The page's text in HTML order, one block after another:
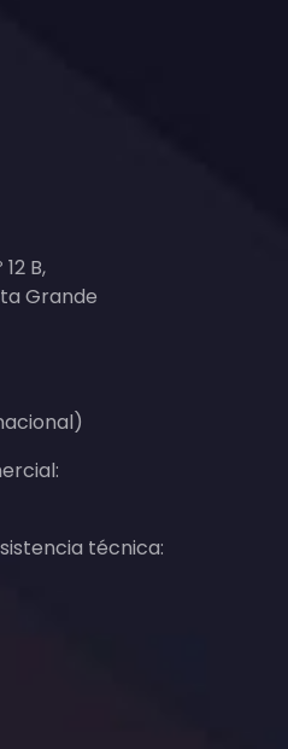
B,
Grande
técnica: